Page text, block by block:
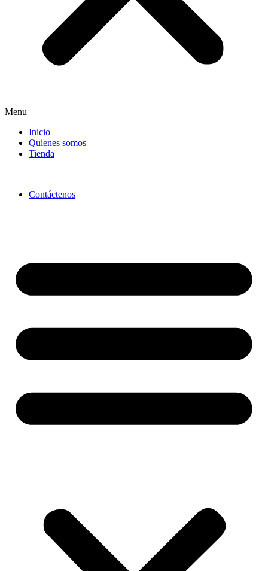
Menu
Inicio
Quienes somos
Tienda
Contáctenos